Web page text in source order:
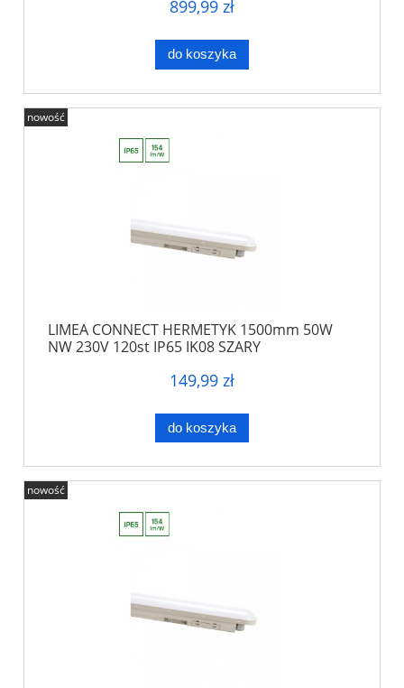
899,99 zł
do koszyka
LIMEA CONNECT HERMETYK 1500mm 50W
NW 230V 120st IP65 IK08 SZARY
149,99 zł
do koszyka
nowość
nowość